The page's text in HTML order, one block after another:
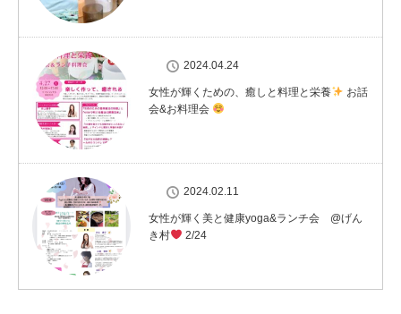
2024.04.24
女性が輝くための、癒しと料理と栄養
お話
会&お料理会
2024.02.11
女性が輝く美と健康yoga&ランチ会 @げん
き村
2/24